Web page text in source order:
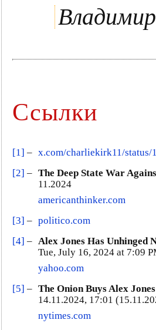
Ссылки
[1] – x.com/charliekirk11/status/
[2] – The Deep State War
11.2024
americanthinker.com
[3] – politico.com
[4] – Alex Jones Has Unhinged
Tue, July 16, 2024 at 7:09
yahoo.com
[5] – The Onion Buys Alex
14.11.2024, 17:01
nytimes.com